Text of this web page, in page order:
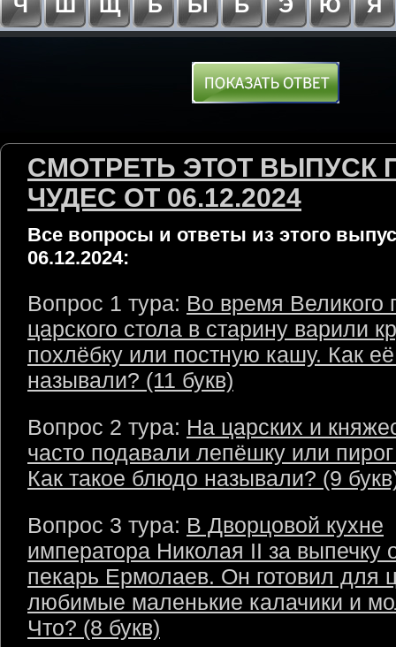
Ч
Ш Щ Ъ Ы Ь Э Ю Я
СМОТРЕТЬ ЭТОТ ВЫПУСК
ЧУДЕС ОТ 06.12.2024
Все вопросы и ответы из этого
06.12.2024:
Вопрос 1 тура: Во время Великого
царского стола в старину варили
похлёбку или постную кашу. Как
называли? (11 букв)
Вопрос 2 тура: На царских и
часто подавали лепёшку или
Как такое блюдо называли? (9
Вопрос 3 тура: В Дворцовой кухне
императора Николая II за выпечку
пекарь Ермолаев. Он готовил для
любимые маленькие калачики и
Что? (8 букв)